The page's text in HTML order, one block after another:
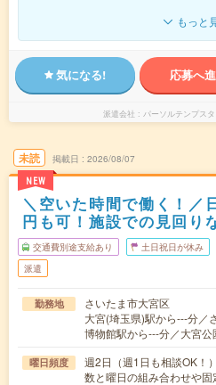
もっと
気になる! 応募へ
派遣会社 パーソルテンプス
未読
NEW
掲載日 2026/08/07
＼空いた時間で働く！／
円も可！施設での見回り
交通費別途支給あり 土日祝日が休み
派遣
勤務地
さいたま市大宮区
大宮(埼玉県)駅から---分／
博物館駅から---分／大宮
曜日頻度
週2日（週1日も相談OK！
数と曜日の組み合わせや固